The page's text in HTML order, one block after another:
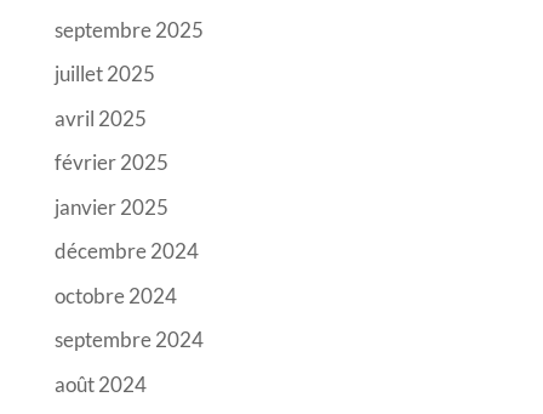
septembre 2025
juillet 2025
avril 2025
février 2025
janvier 2025
décembre 2024
octobre 2024
septembre 2024
août 2024